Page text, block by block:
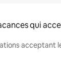
qui
acceptant